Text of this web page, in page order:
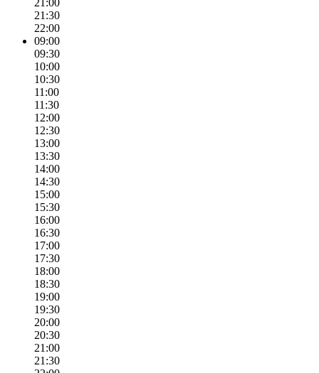
21:00
21:30
22:00
09:00
09:30
10:00
10:30
11:00
11:30
12:00
12:30
13:00
13:30
14:00
14:30
15:00
15:30
16:00
16:30
17:00
17:30
18:00
18:30
19:00
19:30
20:00
20:30
21:00
21:30